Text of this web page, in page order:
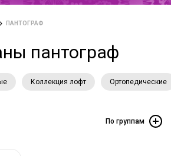
ПАНТОГРАФ
пантограф
Коллекция лофт Ортопедические
По группам
Скандинавская
коллекция